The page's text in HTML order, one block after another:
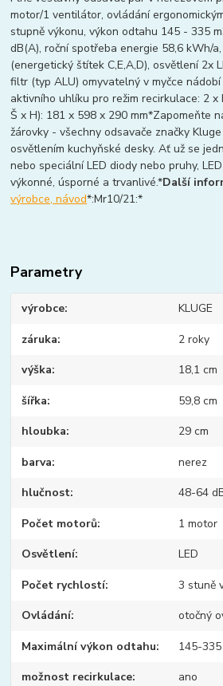
motor/1 ventilátor, ovládání
stupně výkonu, výkon odtahu 145 - 335
dB(A), roční spotřeba energie 58,6 kWh/
(energetický štítek C,E,A,D), osvětlení 2x
filtr (typ ALU) omyvatelný v myčce
aktivního uhlíku pro režim recirkulace: 2 x
Š x H): 181 x 598 x 290 mm*Zapomeňte
žárovky - všechny odsavače značky
osvětlením kuchyňské desky. Ať už se
nebo speciální LED diody nebo pruhy,
výkonné, úsporné a trvanlivé.*Další
výrobce, návod*:Mr10/21:*
Parametry
výrobce KLUGE
záruka 2 roky
výška 18,1 cm
šířka 59,8 cm
hloubka 29 cm
barva nerez
hlučnost 48-64
Počet motorů 1 motor
Osvětlení LED
Počet rychlostí 3 stuně
Ovládání otočný
Maximální výkon odtahu 145-
možnost recirkulace ano